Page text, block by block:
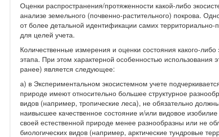
Оценки распространения/протяженности какой-либо
анализе земельного (почвенно-растительного) покрова.
от более детальной идентификации самих территориально-
для целей учета.
Количественные измерения и оценки состояния какого-либо
этапа. При этом характерной особенностью
ранее) является следующее:
а) в Экспериментальном экосистемном учете
природе имеют относительно большее структурное
видов (например, тропические леса), не обязательно
наивысшее качественное состояние и/или видовое
своей естественной природе менее разнообразны или не
биологических видов (например, арктические тундровые